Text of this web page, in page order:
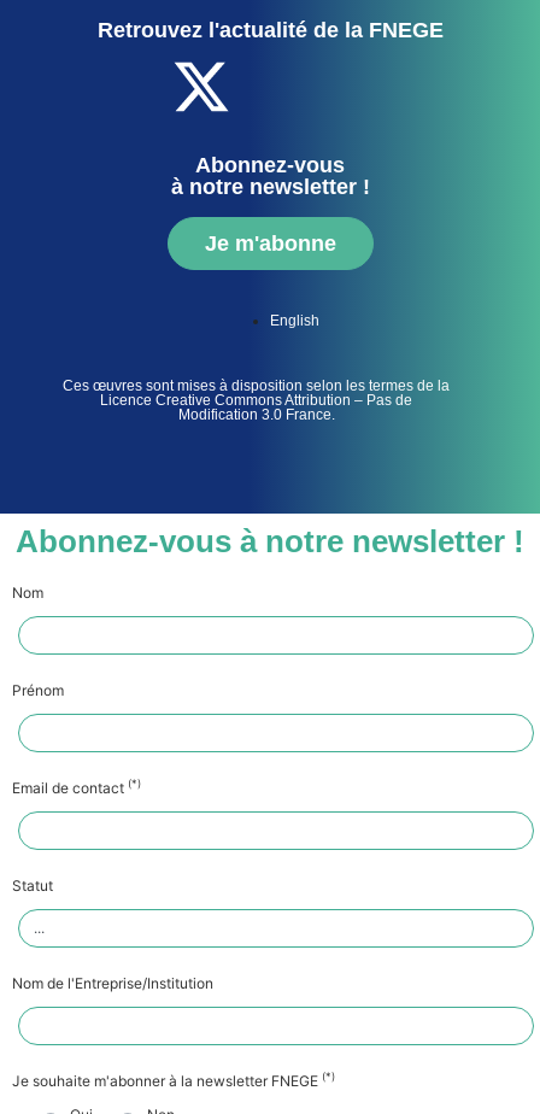
Retrouvez l'actualité de la FNEGE
Abonnez-vous
à notre newsletter !
Je m'abonne
English
Ces œuvres sont mises à disposition selon les termes de la
Licence Creative Commons Attribution – Pas de
Modification 3.0 France.
Abonnez-vous à notre newsletter !
Nom
Prénom
Email de contact (*)
Statut
Nom de l'Entreprise/Institution
Je souhaite m'abonner à la newsletter FNEGE (*)